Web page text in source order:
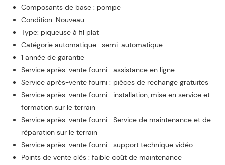
Composants de base : pompe
Condition: Nouveau
Type: piqueuse à fil plat
Catégorie automatique : semi-automatique
1 année de garantie
Service après-vente fourni : assistance en ligne
Service après-vente fourni : pièces de rechange gratuites
Service après-vente fourni : installation, mise en service et
formation sur le terrain
Service après-vente fourni : Service de maintenance et de
réparation sur le terrain
Service après-vente fourni : support technique vidéo
Points de vente clés : faible coût de maintenance